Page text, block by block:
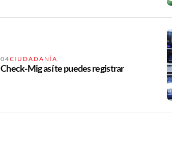
04CIUDADANÍA
Check-Mig así te puedes registrar